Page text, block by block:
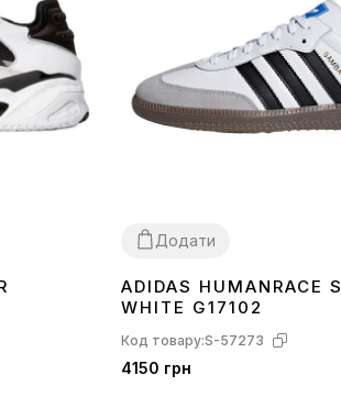
Додати
36 3738 39 404142434445
ADIDAS HUMANRACE
WHITE G17102
Код товару:S-57273
4150 грн